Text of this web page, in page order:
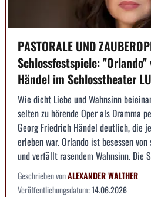
PASTORALE UND
Schlossfestspiele:
Händel im Schlosstheater
Wie dicht Liebe und Wahnsinn
selten zu hörende Oper als Dramma
Georg Friedrich Händel deutlich, die
erleben war. Orlando ist besessen
und verfällt rasendem Wahnsinn. Die
Geschrieben vonALEXANDER WALTHER
Veröffentlichungsdatum:14.06.2026